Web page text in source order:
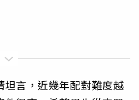
言，近幾年配對難度越